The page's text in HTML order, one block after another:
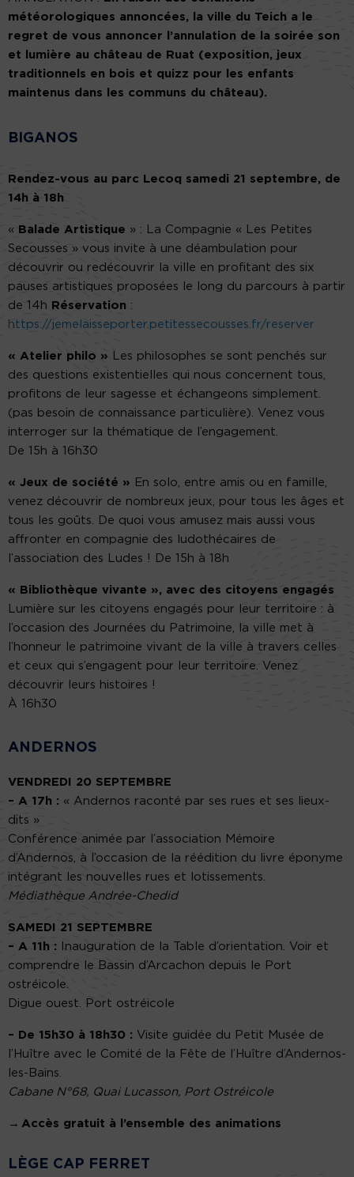
météorologiques annoncées, la ville du Teich a le
regret de vous annoncer l’annulation de la soirée son
et lumière au château de Ruat (exposition, jeux
traditionnels en bois et quizz pour les enfants
maintenus dans les communs du château).
BIGANOS
Rendez-vous au parc Lecoq samedi 21 septembre, de
14h à 18h
« Balade Artistique » : La Compagnie « Les Petites
Secousses » vous invite à une déambulation pour
découvrir ou redécouvrir la ville en profitant des six
pauses artistiques proposées le long du parcours à partir
de 14h Réservation :
https://jemelaisseporter.petitessecousses.fr/reserver
« Atelier philo » Les philosophes se sont penchés sur
des questions existentielles qui nous concernent tous,
profitons de leur sagesse et échangeons simplement.
(pas besoin de connaissance particulière). Venez vous
interroger sur la thématique de l’engagement.
De 15h à 16h30
« Jeux de société » En solo, entre amis ou en famille,
venez découvrir de nombreux jeux, pour tous les âges et
tous les goûts. De quoi vous amusez mais aussi vous
affronter en compagnie des ludothécaires de
l’association des Ludes ! De 15h à 18h
« Bibliothèque vivante », avec des citoyens engagés
Lumière sur les citoyens engagés pour leur territoire : à
l’occasion des Journées du Patrimoine, la ville met à
l’honneur le patrimoine vivant de la ville à travers celles
et ceux qui s’engagent pour leur territoire. Venez
découvrir leurs histoires !
À 16h30
ANDERNOS
VENDREDI 20 SEPTEMBRE
– A 17h : « Andernos raconté par ses rues et ses lieux-
dits »
Conférence animée par l’association Mémoire
d’Andernos, à l’occasion de la réédition du livre éponyme
intégrant les nouvelles rues et lotissements.
Médiathèque Andrée-Chedid
SAMEDI 21 SEPTEMBRE
– A 11h : Inauguration de la Table d’orientation. Voir et
comprendre le Bassin d’Arcachon depuis le Port
ostréicole.
Digue ouest. Port ostréicole
– De 15h30 à 18h30 : Visite guidée du Petit Musée de
l’Huître avec le Comité de la Fête de l’Huître d’Andernos-
les-Bains.
Cabane N°68, Quai Lucasson, Port Ostréicole
→ Accès gratuit à l’ensemble des animations
LÈGE CAP FERRET